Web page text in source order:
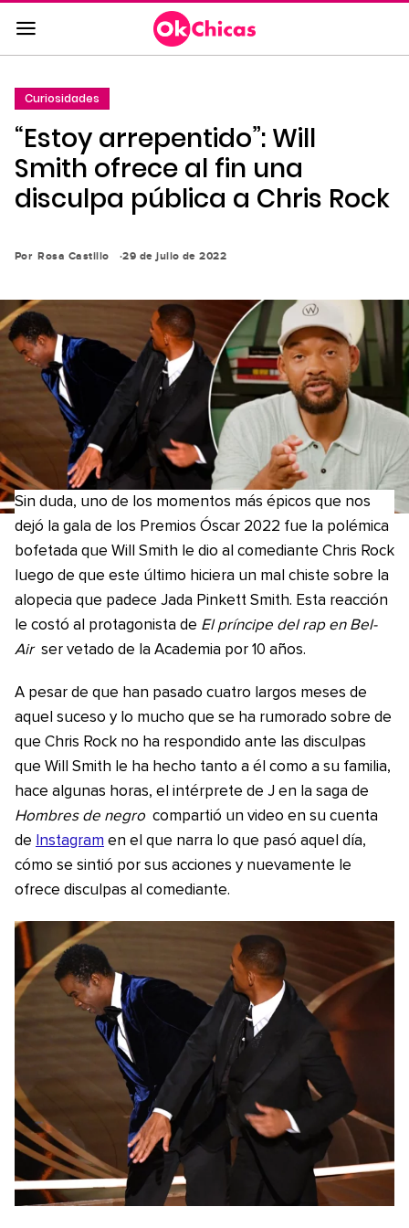
Saltar
al
contenido
la
navegación
principal
Curiosidades
“Estoy arrepentido”: Will
Smith ofrece al fin una
disculpa pública a Chris Rock
Por Rosa Castillo 29 de julio de 2022
Sin duda, uno de los momentos más épicos que nos
dejó la gala de los Premios Óscar 2022 fue la polémica
bofetada que Will Smith le dio al comediante Chris Rock
luego de que este último hiciera un mal chiste sobre la
alopecia que padece Jada Pinkett Smith. Esta reacción
le costó al protagonista de El príncipe del rap en Bel-
Air ser vetado de la Academia por 10 años.
A pesar de que han pasado cuatro largos meses de
aquel suceso y lo mucho que se ha rumorado sobre de
que Chris Rock no ha respondido ante las disculpas
que Will Smith le ha hecho tanto a él como a su familia,
hace algunas horas, el intérprete de J en la saga de
Hombres de negro compartió un video en su cuenta
de Instagram en el que narra lo que pasó aquel día,
cómo se sintió por sus acciones y nuevamente le
ofrece disculpas al comediante.